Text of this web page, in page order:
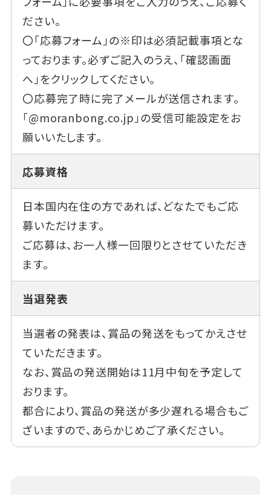
ださい。
〇「応募フォーム」の※印は必須記載事項とな
っております。必ずご記入のうえ、「確認画面
へ」をクリックしてください。
〇応募完了時に完了メールが送信されます。
「@moranbong.co.jp」の受信可能設定をお
願いいたします。
応募資格
日本国内在住の方であれば、どなたでもご応
募いただけます。
ご応募は、お一人様一回限りとさせていただき
ます。
当選発表
当選者の発表は、賞品の発送をもってかえさせ
ていただきます。
なお、賞品の発送開始は11月中旬を予定して
おります。
都合により、賞品の発送が多少遅れる場合もご
ざいますので、あらかじめご了承ください。